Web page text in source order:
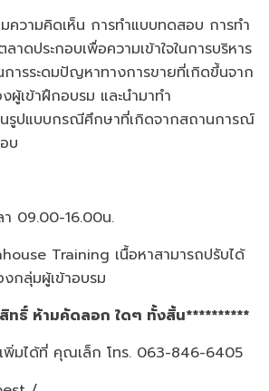
ความคิดเห็น การทำแบบทดสอบ การทำ
าดประกอบเพื่อความเข้าใจในการบริหาร
ารระดมปัญหาทางการขายที่เกิดขึ้นจาก
ผู้เข้าฝึกอบรม และนำมาทำ
นรูปแบบกรณีศึกษาที่เกิดจากสถานการณ์
บ
า 09.00-16.00น.
Training เนื้อหาสามารถปรับได้
งกลุ่มผู้เข้าอบรม
ทธิ์ ห้ามคัดลอก ใดๆ ทั้งสิ้น**********
พิ่มได้ที่ คุณเล็ก โทร. 063-846-6405